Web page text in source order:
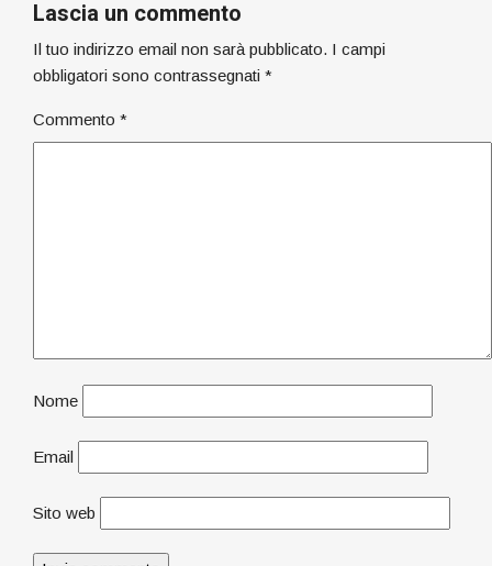
Lascia un commento
Il tuo indirizzo email non sarà pubblicato. I campi
obbligatori sono contrassegnati *
Commento *
Nome
Email
Sito web